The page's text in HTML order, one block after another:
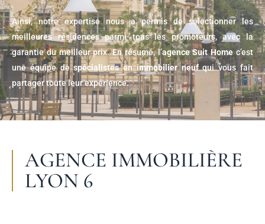
Ainsi, notre expertise nous a permis de sélectionner les
meilleures résidences parmi tous les promoteurs, avec la
garantie du meilleur prix. En résumé, l’agence Suit Homec’est
une équipe despécialistes en immobilier neufqui vous fait
partager toute leur expérience.
AGENCE IMMOBILIÈRE
LYON 6